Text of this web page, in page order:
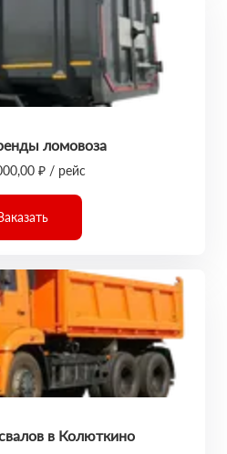
ломовоза
₽ / рейс
в Колюткино